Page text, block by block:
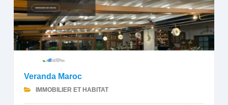
Veranda Maroc
IMMOBILIER ET HABITAT